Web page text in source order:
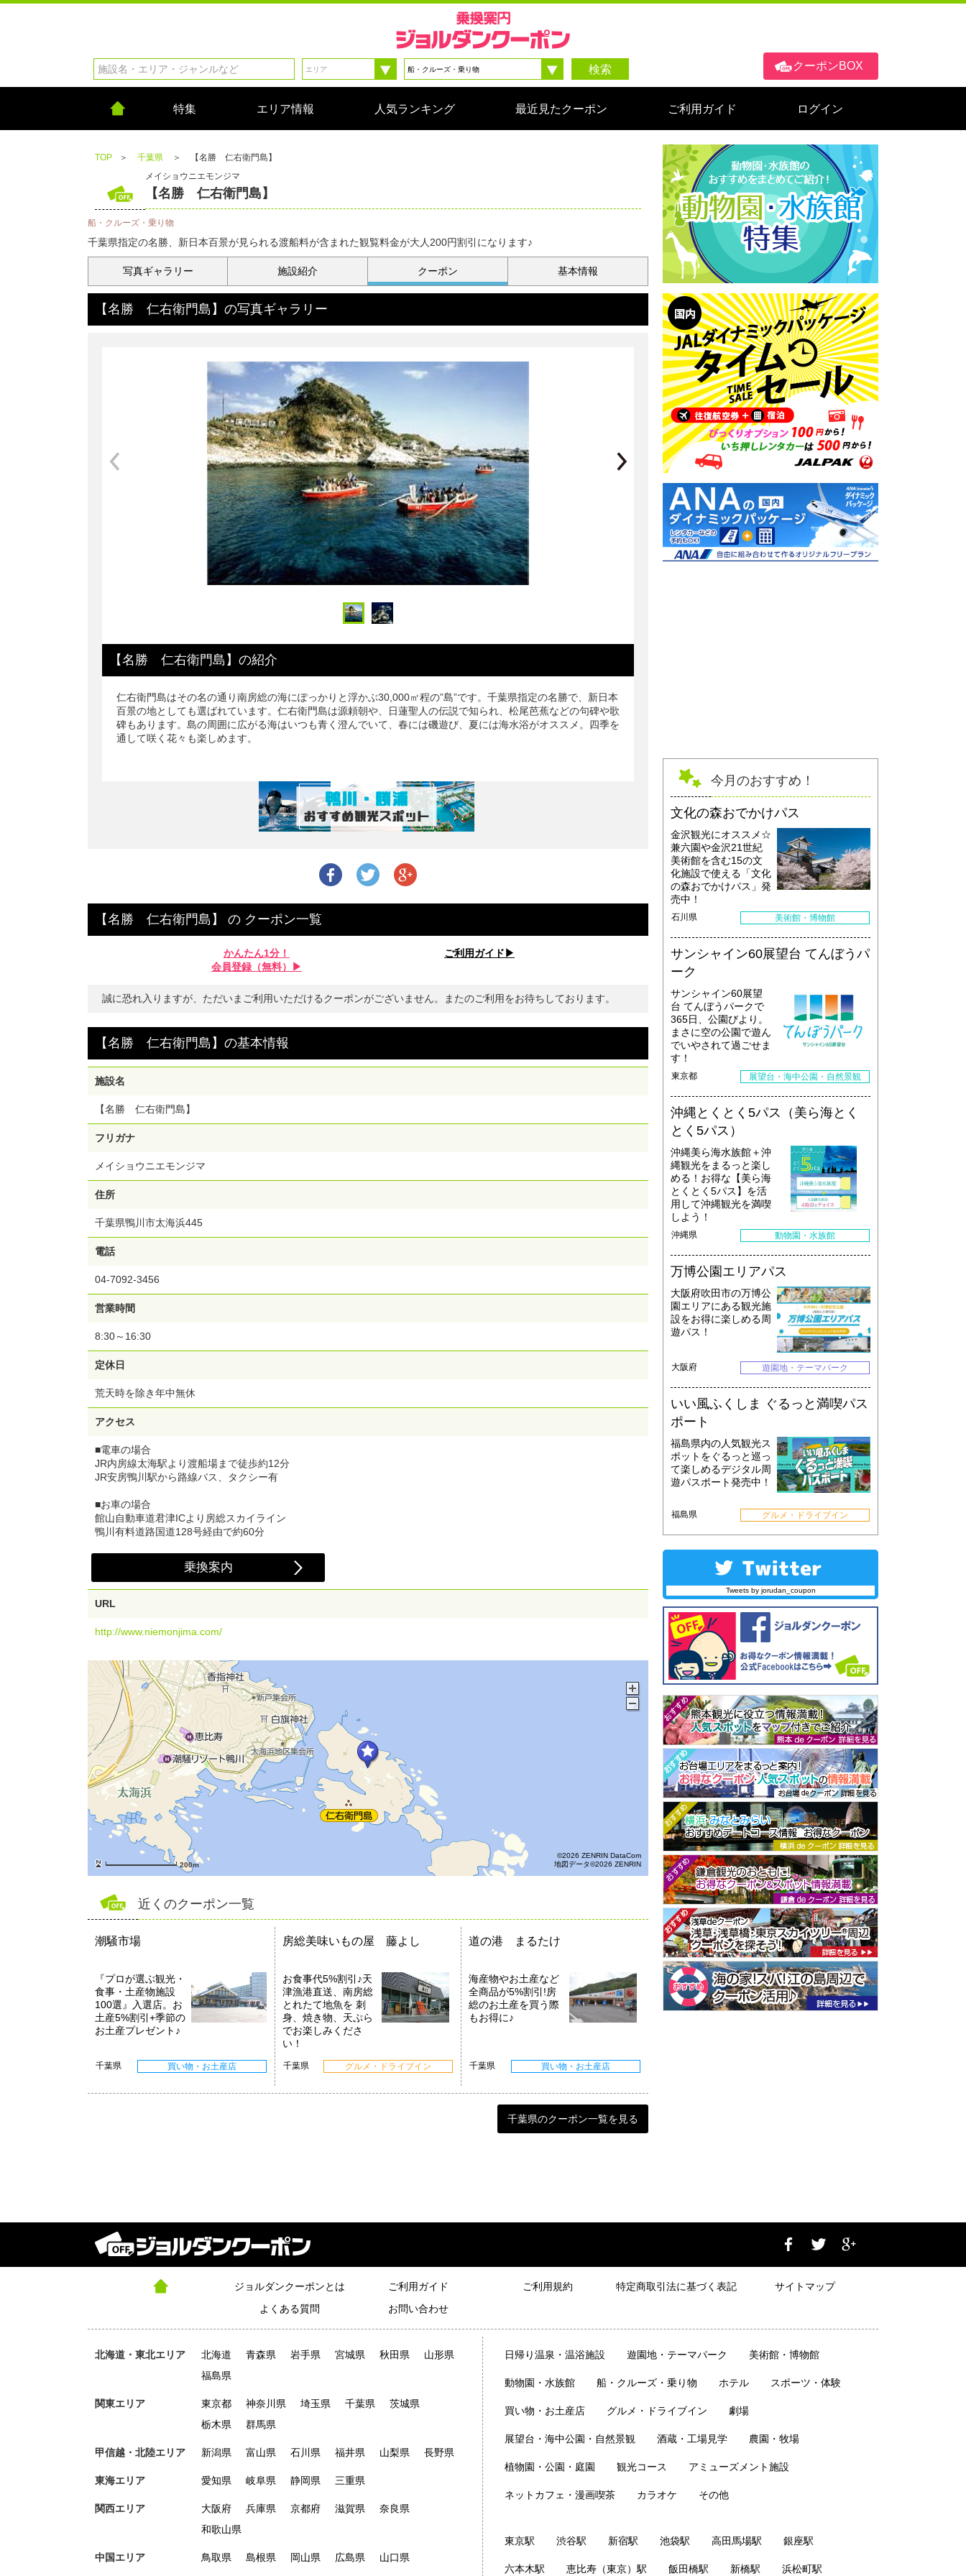
クーポンBOX
検索
特集 エリア情報 人気ランキング 最近見たクーポン ご利用ガイド ログイン
TOP ＞ 千葉県 ＞
【名勝 仁右衛門島】
メイショウニエモンジマ
【名勝 仁右衛門島】
船・クルーズ・乗り物
千葉県指定の名勝、新日本百景が見られる渡船料が含まれた観覧料金が大人200円割引になります♪
写真ギャラリー 施設紹介 クーポン 基本情報
【名勝 仁右衛門島】 の写真ギャラリー
【名勝 仁右衛門島】 の紹介
仁右衛門島はその名の通り南房総の海にぽっかりと浮かぶ30,000㎡程の”島”です。千葉県指定の名勝で、新日本
百景の地としても選ばれています。仁右衛門島は源頼朝や、日蓮聖人の伝説で知られ、松尾芭蕉などの句碑や歌
碑もあります。島の周囲に広がる海はいつも青く澄んでいて、春には磯遊び、夏には海水浴がオススメ。四季を
通して咲く花々も楽しめます。
【名勝 仁右衛門島】 の クーポン一覧
かんたん1分！
会員登録（無料）▶︎
ご利用ガイド▶︎
誠に恐れ入りますが、ただいまご利用いただけるクーポンがございません。またのご利用をお待ちしております。
【名勝 仁右衛門島】 の基本情報
施設名
【名勝 仁右衛門島】
フリガナ
メイショウニエモンジマ
住所
千葉県鴨川市太海浜445
電話
04-7092-3456
営業時間
8:30～16:30
定休日
荒天時を除き年中無休
アクセス
■電車の場合
JR内房線太海駅より渡船場まで徒歩約12分
JR安房鴨川駅から路線バス、タクシー有
■お車の場合
館山自動車道君津ICより房総スカイライン
鴨川有料道路国道128号経由で約60分
乗換案内
URL
http://www.niemonjima.com/
200m
©2026 ZENRIN DataCom
地図データ©2026 ZENRIN
近くのクーポン一覧
潮騒市場
『プロが選ぶ観光・
食事・土産物施設
100選』入選店。お
土産5%割引+季節の
お土産プレゼント♪
千葉県 買い物・お土産店
房総美味いもの屋 藤よし
お食事代5%割引♪天
津漁港直送、南房総
とれたて地魚を 刺
身、焼き物、天ぷら
でお楽しみくださ
い！
千葉県 グルメ・ドライブイン
道の港 まるたけ
海産物やお土産など
全商品が5%割引!房
総のお土産を買う際
もお得に♪
千葉県 買い物・お土産店
千葉県のクーポン一覧を見る
今月のおすすめ！
文化の森おでかけパス
金沢観光にオススメ☆
兼六園や金沢21世紀
美術館を含む15の文
化施設で使える「文化
の森おでかけパス」発
売中！
石川県 美術館・博物館
サンシャイン60展望台 てんぼうパ
ーク
サンシャイン60展望
台 てんぼうパークで
365日、公園びより。
まさに空の公園で遊ん
でいやされて過ごせま
す！
東京都 展望台・海中公園・自然景観
沖縄とくとく5パス（美ら海とく
とく5パス）
沖縄美ら海水族館＋沖
縄観光をまるっと楽し
める！お得な【美ら海
とくとく5パス】を活
用して沖縄観光を満喫
しよう！
沖縄県 動物園・水族館
万博公園エリアパス
大阪府吹田市の万博公
園エリアにある観光施
設をお得に楽しめる周
遊パス！
大阪府 遊園地・テーマパーク
いい風ふくしま ぐるっと満喫パス
ポート
福島県内の人気観光ス
ポットをぐるっと巡っ
て楽しめるデジタル周
遊パスポート発売中！
福島県 グルメ・ドライブイン
Tweets by jorudan_coupon
ジョルダンクーポンとは ご利用ガイド ご利用規約 特定商取引法に基づく表記
サイトマップ
よくある質問
お問い合わせ
北海道・東北エリア 北海道 青森県 岩手県 宮城県 秋田県
山形県
福島県
関東エリア 東京都 神奈川県 埼玉県 千葉県
茨城県
栃木県
群馬県
甲信越・北陸エリア 新潟県 富山県 石川県 福井県 山梨県 長野県
東海エリア 愛知県 岐阜県 静岡県 三重県
関西エリア 大阪府 兵庫県 京都府 滋賀県
奈良県
和歌山県
中国エリア 鳥取県 島根県 岡山県 広島県 山口県
日帰り温泉・温浴施設 遊園地・テーマパーク 美術館・博物館
動物園・水族館 船・クルーズ・乗り物 ホテル スポーツ・体験
買い物・お土産店 グルメ・ドライブイン 劇場
展望台・海中公園・自然景観 酒蔵・工場見学 農園・牧場
植物園・公園・庭園 観光コース アミューズメント施設
ネットカフェ・漫画喫茶 カラオケ その他
東京駅 渋谷駅 新宿駅 池袋駅 高田馬場駅 銀座駅
六本木駅 恵比寿（東京）駅 飯田橋駅 新橋駅 浜松町駅